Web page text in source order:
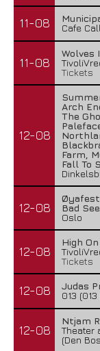
11-08
Cafe
11-08
Wolves
Tickets
12-08
Arch
The
Farm,
Fall To
12-08
Bad
Oslo
12-08
High
Tickets
12-08
Judas
013
12-08
Ntjam
Theater
(Den